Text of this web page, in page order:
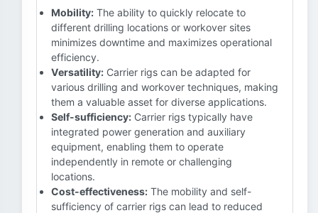
Mobility: The ability to quickly relocate to
different drilling locations or workover sites
minimizes downtime and maximizes operational
efficiency.
Versatility: Carrier rigs can be adapted for
various drilling and workover techniques, making
them a valuable asset for diverse applications.
Self-sufficiency: Carrier rigs typically have
integrated power generation and auxiliary
equipment, enabling them to operate
independently in remote or challenging
locations.
Cost-effectiveness: The mobility and self-
sufficiency of carrier rigs can lead to reduced